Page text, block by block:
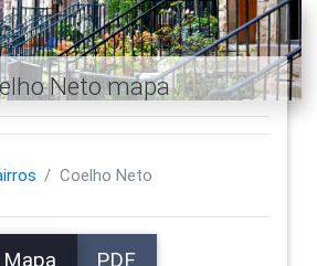
Neto mapa
Coelho Neto
Mapa PDF